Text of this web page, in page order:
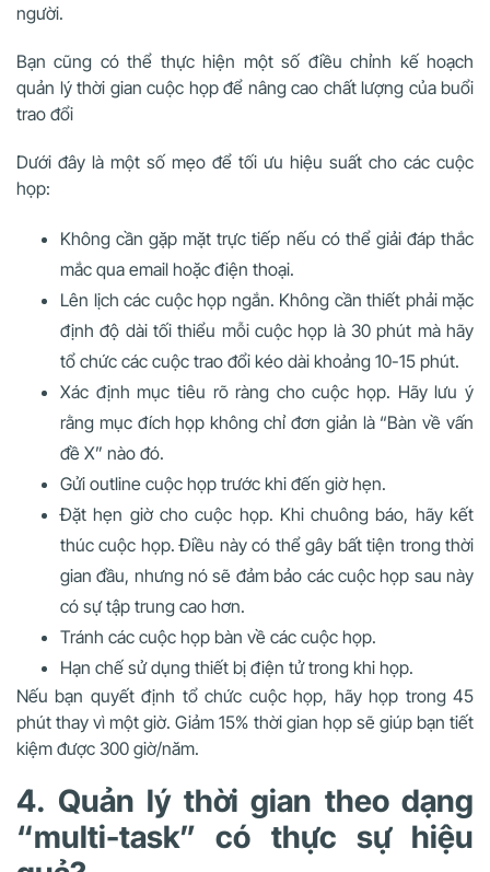
người.
Bạn cũng có thể thực hiện một số điều chỉnh kế hoạch
quản lý thời gian cuộc họp để nâng cao chất lượng của buổi
trao đổi
Dưới đây là một số mẹo để tối ưu hiệu suất cho các cuộc
họp:
Không cần gặp mặt trực tiếp nếu có thể giải đáp thắc
mắc qua email hoặc điện thoại.
Lên lịch các cuộc họp ngắn. Không cần thiết phải mặc
định độ dài tối thiểu mỗi cuộc họp là 30 phút mà hãy
tổ chức các cuộc trao đổi kéo dài khoảng 10-15 phút.
Xác định mục tiêu rõ ràng cho cuộc họp. Hãy lưu ý
rằng mục đích họp không chỉ đơn giản là “Bàn về vấn
đề X” nào đó.
Gửi outline cuộc họp trước khi đến giờ hẹn.
Đặt hẹn giờ cho cuộc họp. Khi chuông báo, hãy kết
thúc cuộc họp. Điều này có thể gây bất tiện trong thời
gian đầu, nhưng nó sẽ đảm bảo các cuộc họp sau này
có sự tập trung cao hơn.
Tránh các cuộc họp bàn về các cuộc họp.
Hạn chế sử dụng thiết bị điện tử trong khi họp.
Nếu bạn quyết định tổ chức cuộc họp, hãy họp trong 45
phút thay vì một giờ. Giảm 15% thời gian họp sẽ giúp bạn tiết
kiệm được 300 giờ/năm.
4. Quản lý thời gian theo dạng
“multi-task” có thực sự hiệu